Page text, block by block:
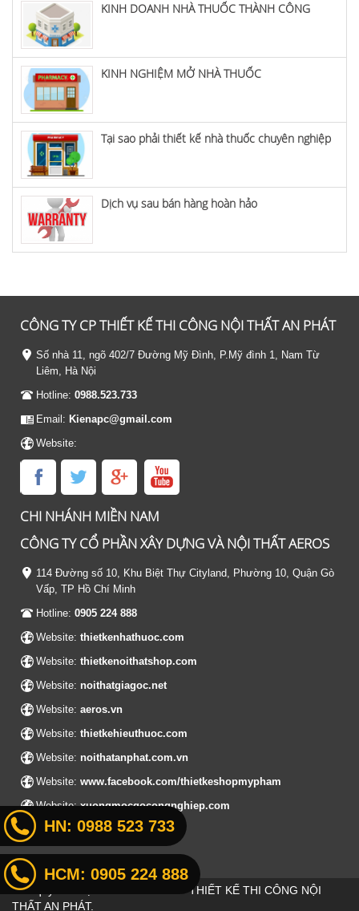
KINH DOANH NHÀ THUỐC THÀNH CÔNG
KINH NGHIỆM MỞ NHÀ THUỐC
Tại sao phải thiết kế nhà thuốc chuyên nghiệp
Dịch vụ sau bán hàng hoàn hảo
CÔNG TY CP THIẾT KẾ THI CÔNG NỘI THẤT AN PHÁT
Số nhà 11, ngõ 402/7 Đường Mỹ Đình, P.Mỹ đình 1, Nam Từ
Liêm, Hà Nội
Hotline: 0988.523.733
Email: Kienapc@gmail.com
Website:
CHI NHÁNH MIỀN NAM
CÔNG TY CỔ PHẦN XÂY DỰNG VÀ NỘI THẤT AEROS
114 Đường số 10, Khu Biệt Thự Cityland, Phường 10, Quận Gò
Vấp, TP Hồ Chí Minh
Hotline: 0905 224 888
Website: thietkenhathuoc.com
Website: thietkenoithatshop.com
Website: noithatgiagoc.net
Website: aeros.vn
Website: thietkehieuthuoc.com
Website: noithatanphat.com.vn
Website: www.facebook.com/thietkeshopmypham
Website:xuongmocgocongnghiep.com
Bản quyền thuộc về
CÔNG TY CP THIẾT KẾ THI CÔNG NỘI
THẤT AN PHÁT.
HN: 0988 523 733
HCM: 0905 224 888